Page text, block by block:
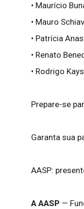
• Maurício
• Mauro
• Patrícia
• Renato
• Rodrigo
Prepare-se
Garanta sua
AASP:
A AASP —